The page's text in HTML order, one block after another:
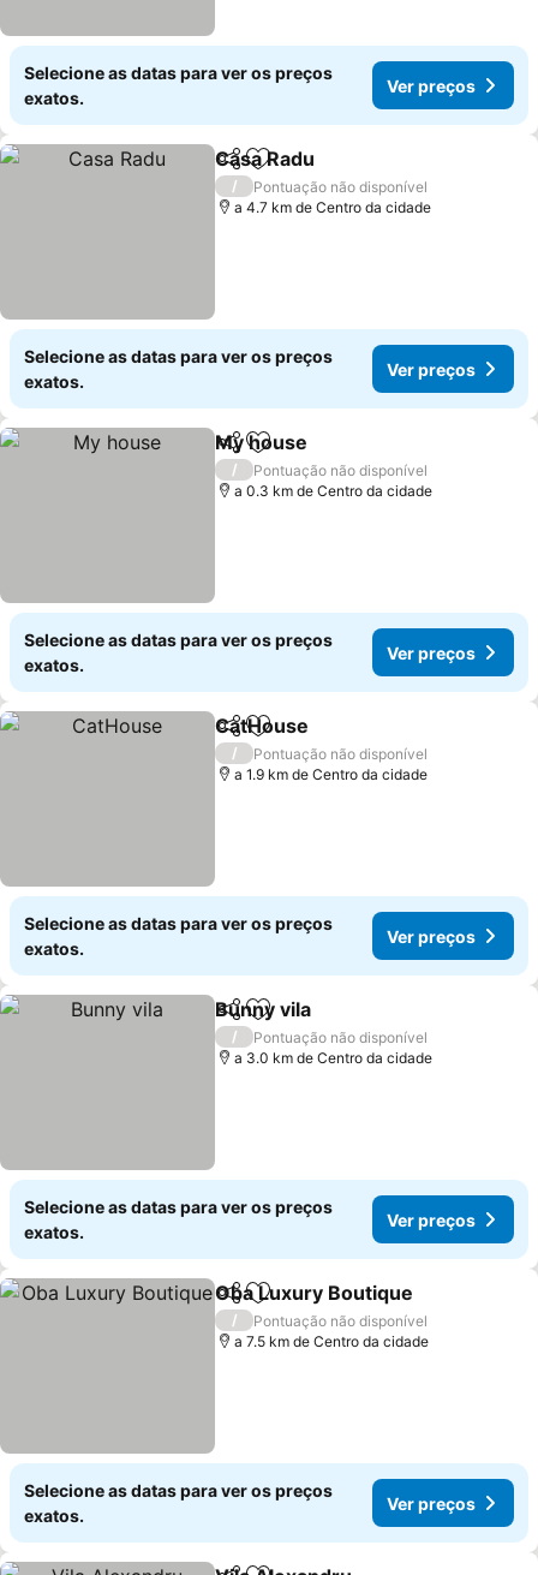
Selecione as datas para ver os preços
exatos.
Ver preços
PartilharAdicionar aos favoritos
Casa Radu
/
Pontuação não disponível
a 4.7 km de Centro da cidade
Selecione as datas para ver os preços
exatos.
Ver preços
PartilharAdicionar aos favoritos
My house
/
Pontuação não disponível
a 0.3 km de Centro da cidade
Selecione as datas para ver os preços
exatos.
Ver preços
PartilharAdicionar aos favoritos
CatHouse
/
Pontuação não disponível
a 1.9 km de Centro da cidade
Selecione as datas para ver os preços
exatos.
Ver preços
PartilharAdicionar aos favoritos
Bunny vila
/
Pontuação não disponível
a 3.0 km de Centro da cidade
Selecione as datas para ver os preços
exatos.
Ver preços
PartilharAdicionar aos favoritos
Oba Luxury Boutique
/
Pontuação não disponível
a 7.5 km de Centro da cidade
Selecione as datas para ver os preços
exatos.
Ver preços